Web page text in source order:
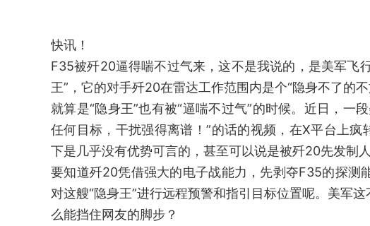
快讯！
F35被歼20逼得喘不过气来，这不是我说的，是美军飞
王”，它的对手歼20在雷达工作范围内是个“隐身不了的
就算是“隐身王”也有被“逼喘不过气”的时候。近日，一
任何目标，干扰强得离谱！”的话的视频，在X平台上
下是几乎没有优势可言的，甚至可以说是被歼20先发制人
要知道歼20凭借强大的电子战能力，先剥夺F35的探
对这艘“隐身王”进行远程预警和指引目标位置呢。美军
么能挡住网友的脚步？